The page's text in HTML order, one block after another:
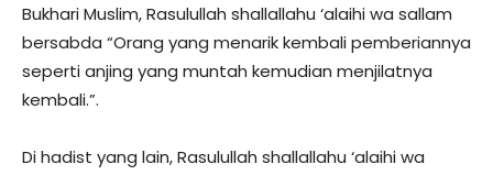
Bukhari Muslim, Rasulullah shallallahu ‘alaihi wa sallam
bersabda “Orang yang menarik kembali pemberiannya
seperti anjing yang muntah kemudian menjilatnya
kembali.”.
Di hadist yang lain, Rasulullah shallallahu ‘alaihi wa